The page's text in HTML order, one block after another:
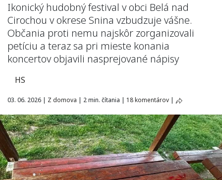
Ikonický hudobný festival v obci Belá nad
Cirochou v okrese Snina vzbudzuje vášne.
Občania proti nemu najskôr zorganizovali
petíciu a teraz sa pri mieste konania
koncertov objavili nasprejované nápisy
HS
03. 06. 2026 | Z domova | 2 min. čítania | 18 komentárov |